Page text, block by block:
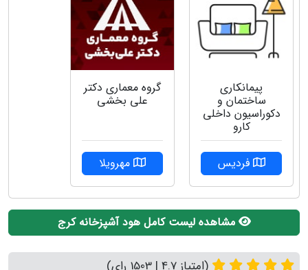
پیمانکاری
ساختمان و
دکوراسیون داخلی
کارو
فردیس
گروه معماری دکتر
علی بخشی
مهرویلا
مشاهده لیست کامل هود آشپزخانه کرج
(امتیاز 4.7 | 1503 رای)